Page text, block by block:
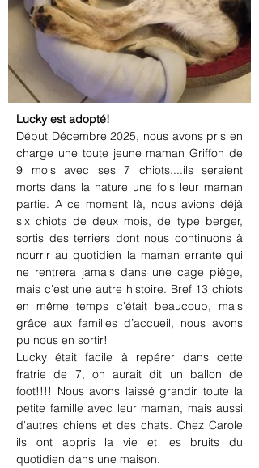
Lucky est adopté!
Début Décembre 2025, nous avons pris en
charge une toute jeune maman Griffon de
9 mois avec ses 7 chiots....ils seraient
morts dans la nature une fois leur maman
partie. A ce moment là, nous avions déjà
six chiots de deux mois, de type berger,
sortis des terriers dont nous continuons à
nourrir au quotidien la maman errante qui
ne rentrera jamais dans une cage piège,
mais c'est une autre histoire. Bref 13 chiots
en même temps c'était beaucoup, mais
grâce aux familles d’accueil, nous avons
pu nous en sortir!
Lucky était facile à repérer dans cette
fratrie de 7, on aurait dit un ballon de
foot!!!! Nous avons laissé grandir toute la
petite famille avec leur maman, mais aussi
d'autres chiens et des chats. Chez Carole
ils ont appris la vie et les bruits du
quotidien dans une maison.